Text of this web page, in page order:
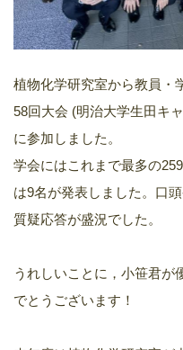
植物化学研究室から教員・
58回大会 (明治大学生田キ
に参加しました。
学会にはこれまで最多の
は9名が発表しました。口
質疑応答が盛況でした。
うれしいことに，小笹君が
でとうございます！